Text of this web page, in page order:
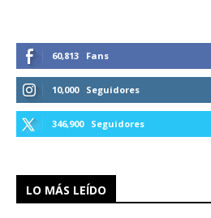
60,813 Fans
10,000 Seguidores
346,900 Seguidores
LO MÁS LEÍDO